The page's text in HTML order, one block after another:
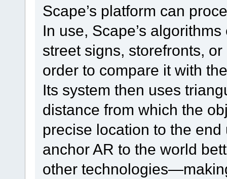
Scape’s platform can
In use, Scape’s
street signs, storefronts,
order to compare it with
Its system then uses
distance from which the
precise location to the
anchor AR to the world
other